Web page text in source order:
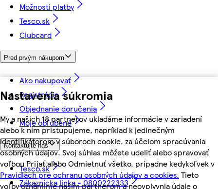
Nastavenia súkromia
My a našich 18 partnerov ukladáme informácie v zariadení
alebo k nim pristupujeme, napríklad k jedinečným
identifikátorom v súboroch cookie, za účelom spracúvania
osobných údajov. Svoj súhlas môžete udeliť alebo spravovať
voľbou Prijať alebo Odmietnuť všetko, prípadne kedykoľvek v
Pravidlách pre ochranu osobných údajov a cookies. Tieto
voľby oznámime našim partnerom a neovplyvnia údaje o
Možnosti platby
Tesco.sk
Clubcard
Pred prvým nákupom
Ako nakupovať
Registrácia
Objednanie doručenia
Moje obľúbené
Kontaktujte nás
Tesco.sk
Zákaznícka linka - 0800222333